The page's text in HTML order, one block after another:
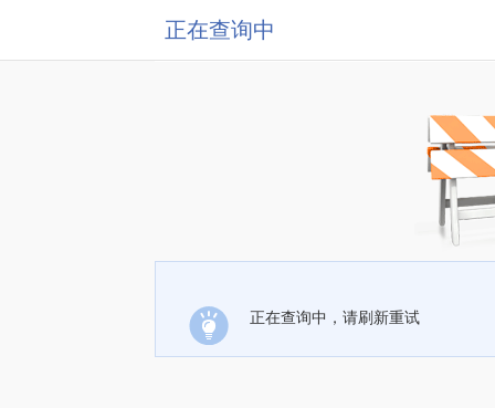
正在查询中
正在查询中，请刷新重试